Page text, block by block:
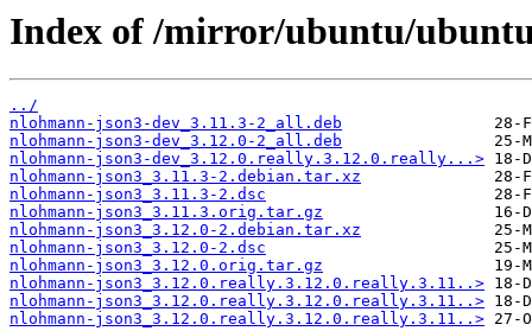
Index of /mirror/ubuntu/
../
nlohmann-json3-dev_3.11.3-2_all.deb
nlohmann-json3-dev_3.12.0-2_all.deb
nlohmann-json3-dev_3.12.0.really.3.12.0.really...>
nlohmann-json3_3.11.3-2.debian.tar.xz
nlohmann-json3_3.11.3-2.dsc
nlohmann-json3_3.11.3.orig.tar.gz
nlohmann-json3_3.12.0-2.debian.tar.xz
nlohmann-json3_3.12.0-2.dsc
nlohmann-json3_3.12.0.orig.tar.gz
nlohmann-json3_3.12.0.really.3.12.0.really.3.11..>
nlohmann-json3_3.12.0.really.3.12.0.really.3.11..>
nlohmann-json3_3.12.0.really.3.12.0.really.3.11..>